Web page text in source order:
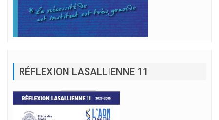
RÉFLEXION LASALLIENNE 11